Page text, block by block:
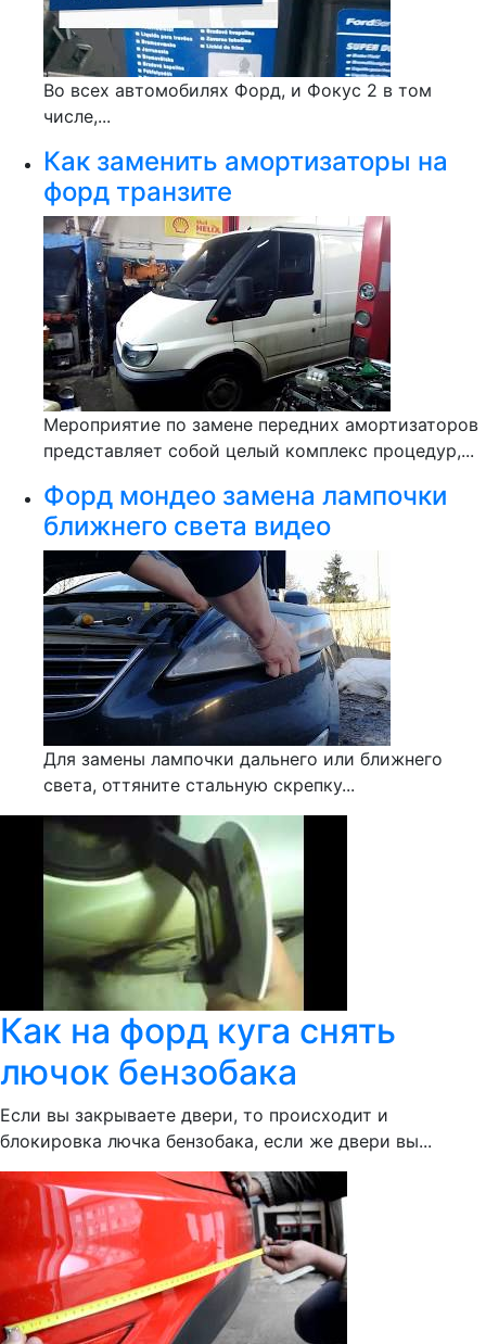
Во всех автомобилях Форд, и Фокус 2 в том
числе,...
Как заменить амортизаторы на
форд транзите
Мероприятие по замене передних амортизаторов
представляет собой целый комплекс процедур,...
Форд мондео замена лампочки
ближнего света видео
Для замены лампочки дальнего или ближнего
света, оттяните стальную скрепку...
Как на форд куга снять
лючок бензобака
Если вы закрываете двери, то происходит и
блокировка лючка бензобака, если же двери вы...